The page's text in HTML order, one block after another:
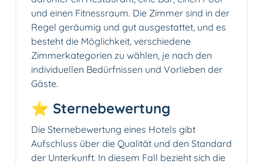
und einen Fitnessraum. Die Zimmer sind in der
Regel geräumig und gut ausgestattet, und es
besteht die Möglichkeit, verschiedene
Zimmerkategorien zu wählen, je nach den
individuellen Bedürfnissen und Vorlieben der
Gäste.
⭐ Sternebewertung
Die Sternebewertung eines Hotels gibt
Aufschluss über die Qualität und den Standard
der Unterkunft. In diesem Fall bezieht sich die